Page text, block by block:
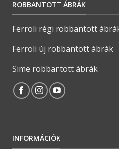
ROBBANTOTT ÁBRÁK
Ferroli régi robbantott
Ferroli új robbantott ábrák
Sime robbantott ábrák
INFORMÁCIÓK